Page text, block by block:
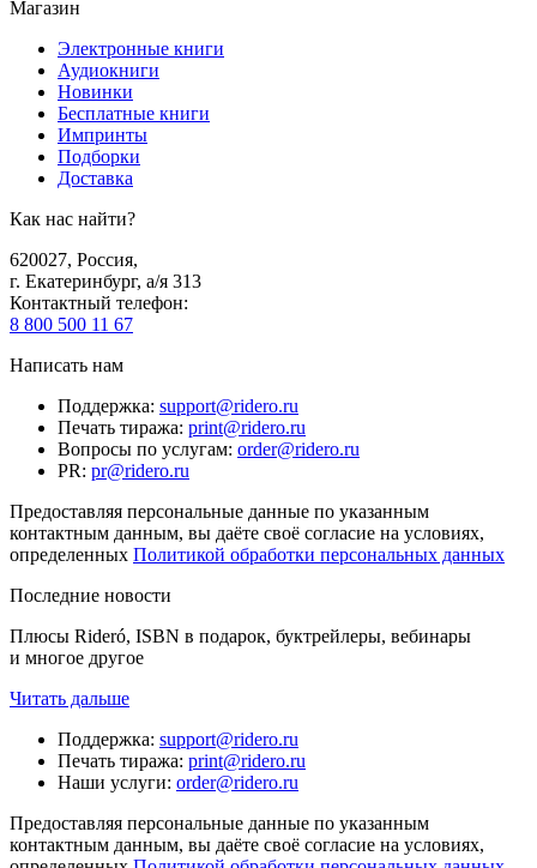
Магазин
Электронные книги
Аудиокниги
Новинки
Бесплатные книги
Импринты
Подборки
Доставка
Как нас найти?
620027, Россия,
г. Екатеринбург, а/я 313
Контактный телефон:
8 800 500 11 67
Написать нам
Поддержка: support@ridero.ru
Печать тиража: print@ridero.ru
Вопросы по услугам: order@ridero.ru
PR: pr@ridero.ru
Предоставляя персональные данные по указанным
контактным данным, вы даёте своё согласие на условиях,
определенных Политикой обработки персональных данных
Последние новости
Плюсы Rideró, ISBN в подарок, буктрейлеры, вебинары
и многое другое
Читать дальше
Поддержка: support@ridero.ru
Печать тиража: print@ridero.ru
Наши услуги: order@ridero.ru
Предоставляя персональные данные по указанным
контактным данным, вы даёте своё согласие на условиях,